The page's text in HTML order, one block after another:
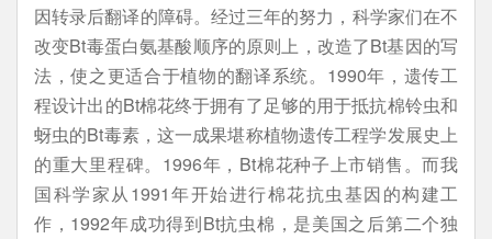
因转录后翻译的障碍。经过三年的努力，科学家们在不
改变Bt毒蛋白氨基酸顺序的原则上，改造了Bt基因的写
法，使之更适合于植物的翻译系统。1990年，遗传工
程设计出的Bt棉花终于拥有了足够的用于抵抗棉铃虫和
蚜虫的Bt毒素，这一成果堪称植物遗传工程学发展史上
的重大里程碑。1996年，Bt棉花种子上市销售。而我
国科学家从1991年开始进行棉花抗虫基因的构建工
作，1992年成功得到Bt抗虫棉，是美国之后第二个独